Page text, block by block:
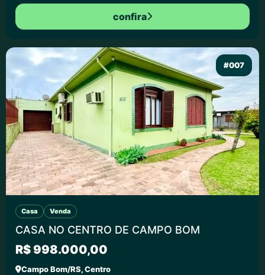
confira
#007
Casa Venda
CASA NO CENTRO DE CAMPO BOM
R$ 998.000,00
Campo Bom/RS, Centro